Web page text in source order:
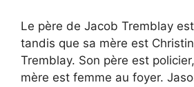
Le père de Jacob Tremblay
tandis que sa mère est
Tremblay. Son père est
mère est femme au foyer.